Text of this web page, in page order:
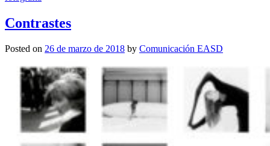
Contrastes
Posted on 26 de marzo de 2018 by Comunicación EASD